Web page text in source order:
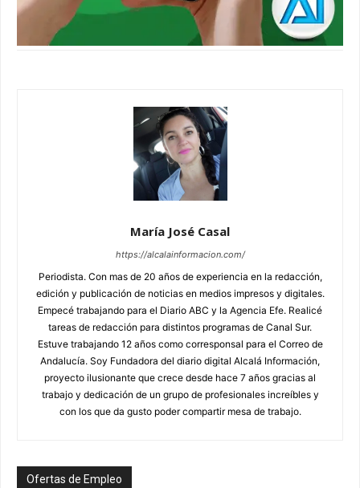
María José Casal
https://alcalainformacion.com/
Periodista. Con mas de 20 años de experiencia en la redacción,
edición y publicación de noticias en medios impresos y digitales.
Empecé trabajando para el Diario ABC y la Agencia Efe. Realicé
tareas de redacción para distintos programas de Canal Sur.
Estuve trabajando 12 años como corresponsal para el Correo de
Andalucía. Soy Fundadora del diario digital Alcalá Información,
proyecto ilusionante que crece desde hace 7 años gracias al
trabajo y dedicación de un grupo de profesionales increíbles y
con los que da gusto poder compartir mesa de trabajo.
Ofertas de Empleo